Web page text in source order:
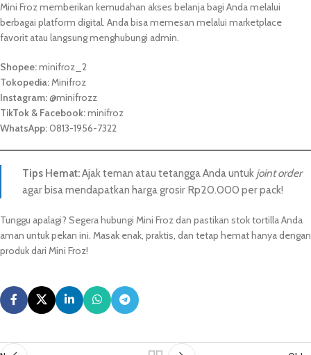
Mini Froz memberikan kemudahan akses belanja bagi Anda melalui
berbagai platform digital. Anda bisa memesan melalui marketplace
favorit atau langsung menghubungi admin.
Shopee:minifroz_2
Tokopedia:Minifroz
Instagram:@minifrozz
TikTok & Facebook:minifroz
WhatsApp:0813-1956-7322
Tips Hemat:Ajak teman atau tetangga Anda untuk joint order
agar bisa mendapatkan harga grosir Rp20.000 per pack!
Tunggu apalagi? Segera hubungi Mini Froz dan pastikan stok tortilla Anda
aman untuk pekan ini. Masak enak, praktis, dan tetap hemat hanya dengan
produk dari Mini Froz!